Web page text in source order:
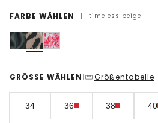
FARBE WÄHLEN | timeless beige
GRÖSSE WÄHLEN | Größentabelle
34 36 38 40